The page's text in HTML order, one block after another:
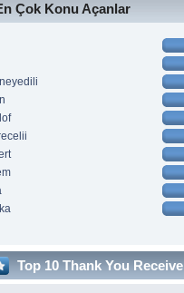
Çok Konu Açanlar
Top 10 Thank You Receive